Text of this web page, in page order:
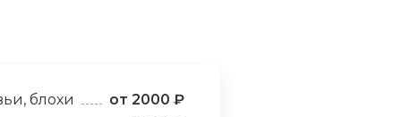
блохи
от 2000 ₽